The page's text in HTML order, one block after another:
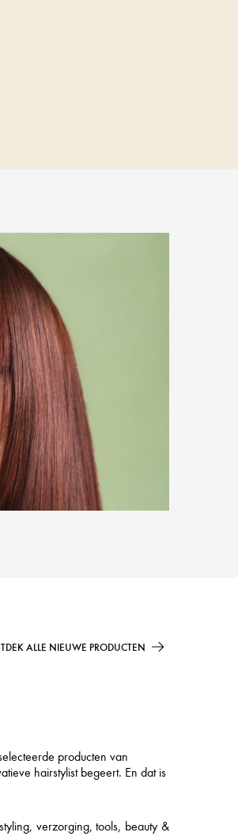
ALLE NIEUWE PRODUCTEN
producten van
hairstylist begeert. En dat is
verzorging, tools, beauty &